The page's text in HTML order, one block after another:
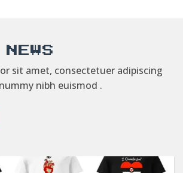
sit amet, consectetuer adipiscing
nibh euismod .